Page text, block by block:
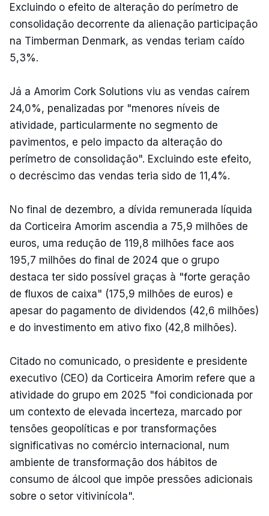
Excluindo o efeito de alteração do perímetro de
consolidação decorrente da alienação participação
na Timberman Denmark, as vendas teriam caído
5,3%.
Já a Amorim Cork Solutions viu as vendas caírem
24,0%, penalizadas por "menores níveis de
atividade, particularmente no segmento de
pavimentos, e pelo impacto da alteração do
perímetro de consolidação". Excluindo este efeito,
o decréscimo das vendas teria sido de 11,4%.
No final de dezembro, a dívida remunerada líquida
da Corticeira Amorim ascendia a 75,9 milhões de
euros, uma redução de 119,8 milhões face aos
195,7 milhões do final de 2024 que o grupo
destaca ter sido possível graças à "forte geração
de fluxos de caixa" (175,9 milhões de euros) e
apesar do pagamento de dividendos (42,6 milhões)
e do investimento em ativo fixo (42,8 milhões).
Citado no comunicado, o presidente e presidente
executivo (CEO) da Corticeira Amorim refere que a
atividade do grupo em 2025 "foi condicionada por
um contexto de elevada incerteza, marcado por
tensões geopolíticas e por transformações
significativas no comércio internacional, num
ambiente de transformação dos hábitos de
consumo de álcool que impõe pressões adicionais
sobre o setor vitivinícola".